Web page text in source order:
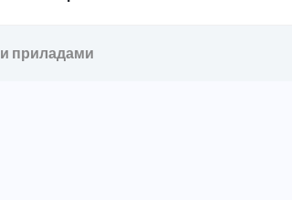
приладами